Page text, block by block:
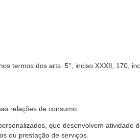
termos dos arts. 5°, inciso XXXII, 170,
relações de consumo.
que desenvolvem atividade
ou prestação de serviços.